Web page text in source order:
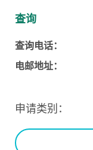
查询
查询电话：
电邮地址：
申请类别：